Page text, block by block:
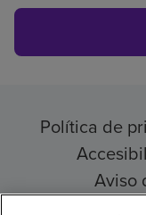
Política de
Aviso